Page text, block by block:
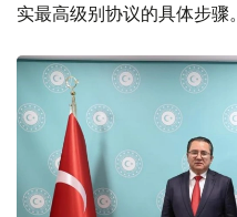
实最高级别协议的具体步骤。